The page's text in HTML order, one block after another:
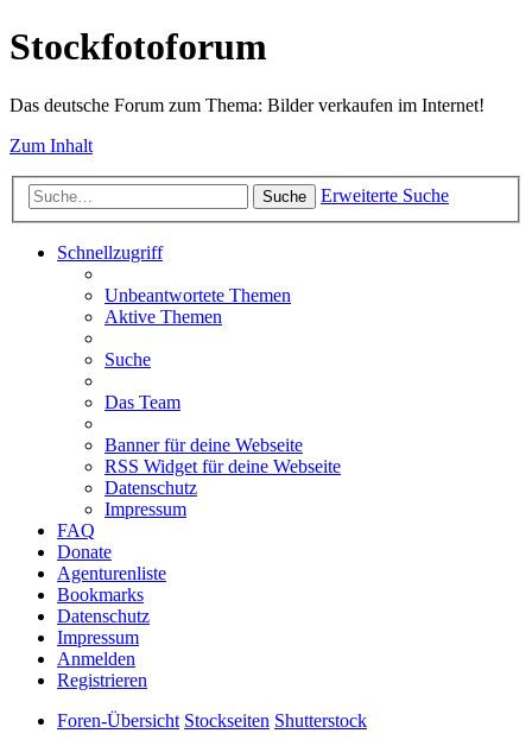
Stockfotoforum
Das deutsche Forum zum Thema: Bilder verkaufen im Internet!
Zum Inhalt
Suche Erweiterte Suche
Schnellzugriff
Unbeantwortete Themen
Aktive Themen
Suche
Das Team
Banner für deine Webseite
RSS Widget für deine Webseite
Datenschutz
Impressum
FAQ
Donate
Agenturenliste
Bookmarks
Datenschutz
Impressum
Anmelden
Registrieren
Foren-Übersicht Stockseiten Shutterstock